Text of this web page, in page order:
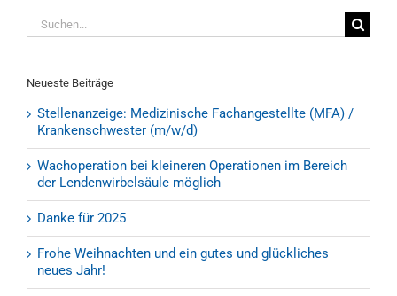
Suche
nach:
Neueste Beiträge
Stellenanzeige: Medizinische Fachangestellte (MFA) /
Krankenschwester (m/w/d)
Wachoperation bei kleineren Operationen im Bereich
der Lendenwirbelsäule möglich
Danke für 2025
Frohe Weihnachten und ein gutes und glückliches
neues Jahr!